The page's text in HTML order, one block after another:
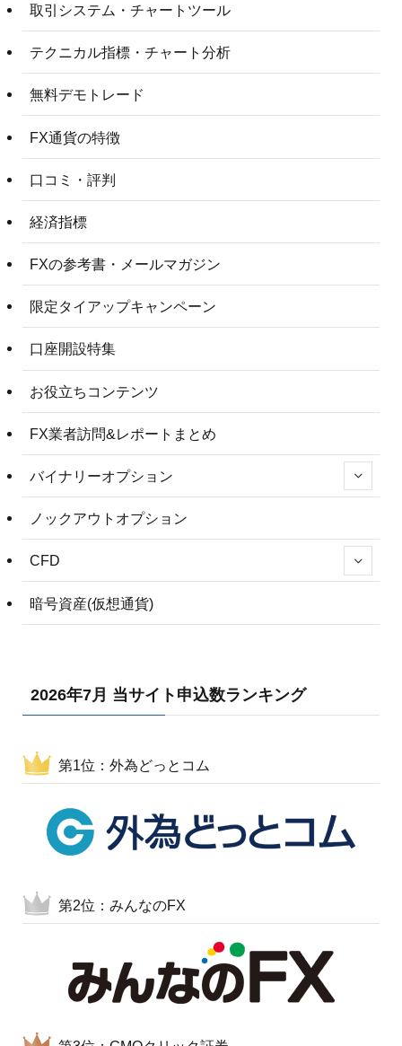
取引システム・チャートツール
テクニカル指標・チャート分析
無料デモトレード
FX通貨の特徴
口コミ・評判
経済指標
FXの参考書・メールマガジン
限定タイアップキャンペーン
口座開設特集
お役立ちコンテンツ
FX業者訪問&レポートまとめ
バイナリーオプション
ノックアウトオプション
CFD
暗号資産(仮想通貨)
2026年7月 当サイト申込数ランキング
第1位：外為どっとコム
第2位：みんなのFX